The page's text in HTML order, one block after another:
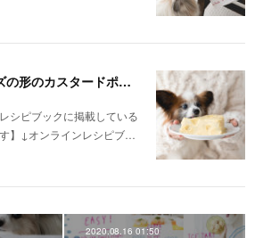
オーブン不要！チーズの形のカスタードポテトケーキ（手作り犬おやつレシピ）
シピブックに掲載している
】↓オンラインレシピブ…
2020.08.16 01:50